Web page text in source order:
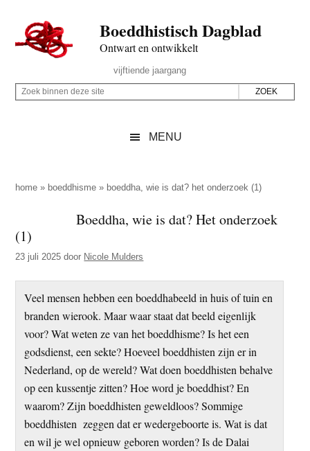
naar
de
inhoud
secondary
naar
de
sidebar
naar
de
Boeddhistisch Dagblad
Ontwart en ontwikkelt
Rechts
vijftiende jaargang
Z
p
e
z
e
s
Z
i
e
n
MENU
home » boeddhisme » boeddha, wie is dat? het onderzoek (1)
Boeddha, wie is dat? Het onderzoek
(1)
23 juli 2025 door Nicole Mulders
Veel mensen hebben een boeddhabeeld in huis of tuin en
branden wierook. Maar waar staat dat beeld eigenlijk
voor? Wat weten ze van het boeddhisme? Is het een
godsdienst, een sekte? Hoeveel boeddhisten zijn er in
Nederland, op de wereld? Wat doen boeddhisten behalve
op een kussentje zitten? Hoe word je boeddhist? En
waarom? Zijn boeddhisten geweldloos? Sommige
boeddhisten zeggen dat er wedergeboorte is. Wat is dat
en wil je wel opnieuw geboren worden? Is de Dalai